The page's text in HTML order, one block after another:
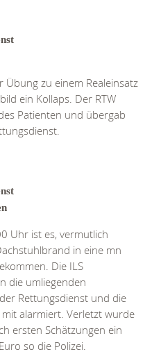
Übung zu einem Realeinsatz
ein Kollaps. Der RTW
Patienten und übergab
Uhr ist es, vermutlich
in eine mn
Die ILS
die umliegenden
Rettungsdienst und die
alarmiert. Verletzt wurde
ersten Schätzungen ein
so die Polizei.